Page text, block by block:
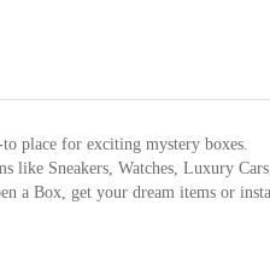
place for exciting mystery boxes.
like Sneakers, Watches, Luxury
a Box, get your dream items or